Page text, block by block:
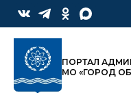
ПОРТАЛ
МО «ГОРОД